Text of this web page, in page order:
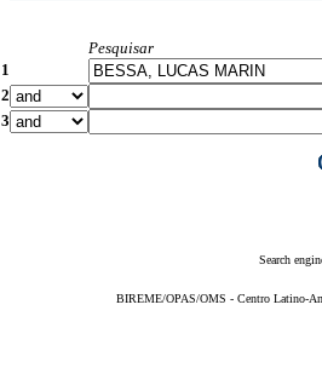
Pesquisar
1
2
3
Search
BIREME/OPAS/OMS - Centro Latino-